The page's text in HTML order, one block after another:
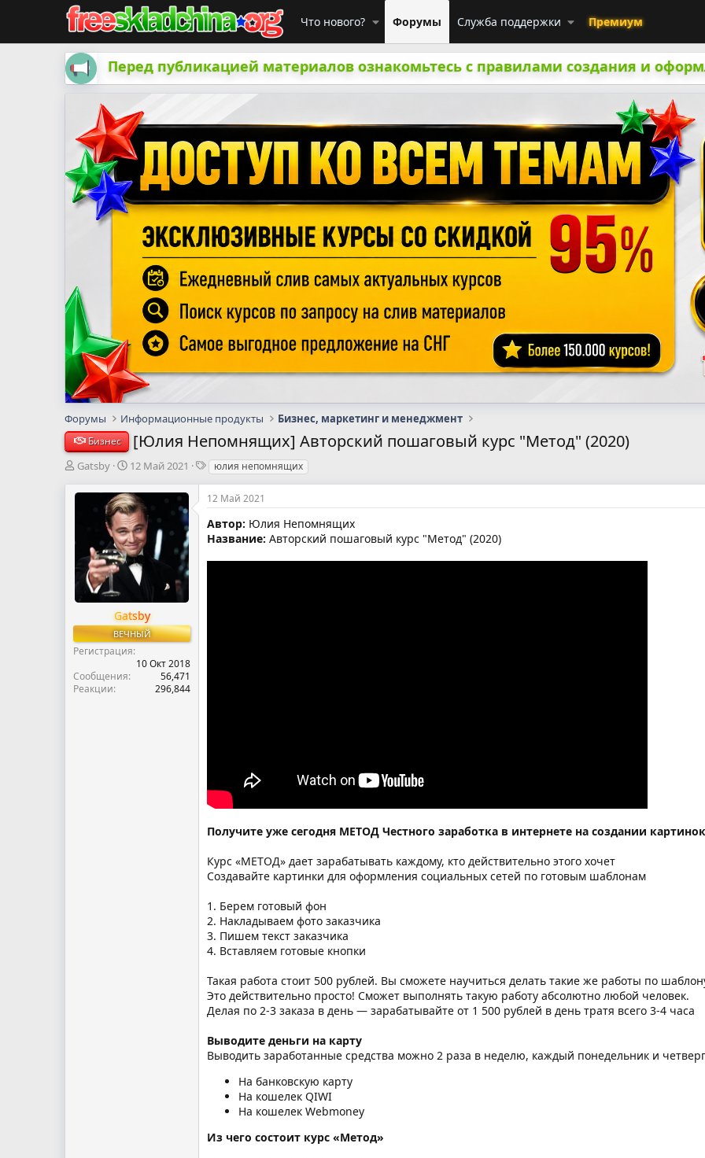
Что нового? Форумы Служба поддержки Премиум
Перед публикацией материалов ознакомьтесь с правилами создания и
Форумы Информационные продукты Бизнес, маркетинг и менеджмент
Бизнес [Юлия Непомнящих] Авторский пошаговый курс "Метод" (2020)
А
т
м
Gatsby
Д
т
а
н
а
ч
а
л
12 Май 2021
Т
г
и
юлия непомнящих
Gatsby
ВЕЧНЫЙ
Регистрация
10 Окт 2018
Сообщения
56,471
Реакции
296,844
12 Май 2021
Автор: Юлия Непомнящих
Название: Авторский пошаговый курс "Метод" (2020)
Получите уже сегодня МЕТОД Честного заработка в интернете на создании
Курс «МЕТОД» дает зарабатывать каждому, кто действительно этого хочет
Создавайте картинки для оформления социальных сетей по готовым шаблонам
1. Берем готовый фон
2. Накладываем фото заказчика
3. Пишем текст заказчика
4. Вставляем готовые кнопки
Такая работа стоит 500 рублей. Вы сможете научиться делать такие же работы по
Это действительно просто! Сможет выполнять такую работу абсолютно любой человек.
Делая по 2-3 заказа в день — зарабатывайте от 1 500 рублей в день тратя всего 3-4 часа
Выводите деньги на карту
Выводить заработанные средства можно 2 раза в неделю, каждый понедельник и четверг
На банковскую карту
На кошелек QIWI
На кошелек Webmoney
Из чего состоит курс «Метод»